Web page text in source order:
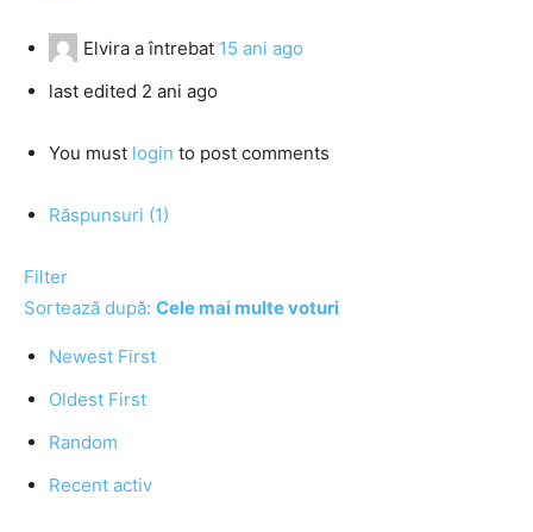
Elvira a întrebat 15 ani ago
last edited 2 ani ago
You must login to post comments
Răspunsuri (1)
Filter
Sortează după: Cele mai multe voturi
Newest First
Oldest First
Random
Recent activ